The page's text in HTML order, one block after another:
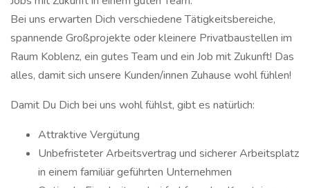
Bei uns erwarten Dich verschiedene Tätigkeits­bereiche,
spannende Großprojekte oder kleinere Privatbaustellen im
Raum Koblenz, ein gutes Team und ein Job mit Zukunft! Das
alles, damit sich unsere Kunden/innen Zuhause wohl fühlen!
Damit Du Dich bei uns wohl fühlst, gibt es natürlich:
Attraktive Vergütung
Unbefristeter Arbeitsvertrag und sicherer Arbeitsplatz
in einem familiär geführten Unternehmen